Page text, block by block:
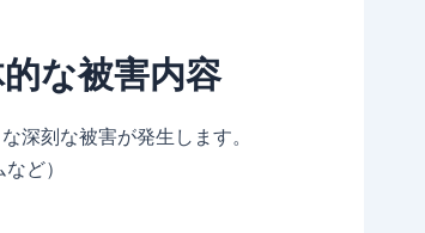
な被害内容
深刻な被害が発生します。
ど）